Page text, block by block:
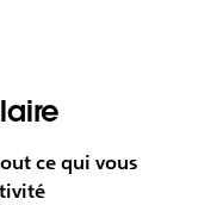
ce qui vous